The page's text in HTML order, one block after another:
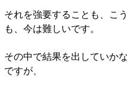
それを強要することも、こ
も、今は難しいです。
その中で結果を出していか
ですが、